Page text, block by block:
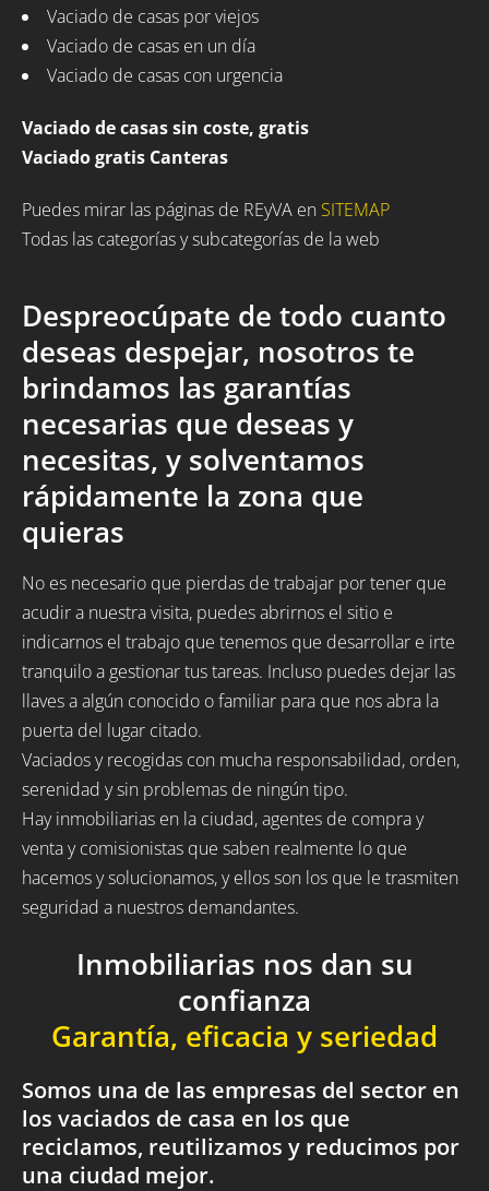
Vaciado de casas por viejos
Vaciado de casas en un día
Vaciado de casas con urgencia
Vaciado de casas sin coste, gratis
Vaciado gratis Canteras
Puedes mirar las páginas de REyVA en SITEMAP
Todas las categorías y subcategorías de la web
Despreocúpate de todo cuanto
deseas despejar, nosotros te
brindamos las garantías
necesarias que deseas y
necesitas, y solventamos
rápidamente la zona que
quieras
No es necesario que pierdas de trabajar por tener que
acudir a nuestra visita, puedes abrirnos el sitio e
indicarnos el trabajo que tenemos que desarrollar e irte
tranquilo a gestionar tus tareas. Incluso puedes dejar las
llaves a algún conocido o familiar para que nos abra la
puerta del lugar citado.
Vaciados y recogidas con mucha responsabilidad, orden,
serenidad y sin problemas de ningún tipo.
Hay inmobiliarias en la ciudad, agentes de compra y
venta y comisionistas que saben realmente lo que
hacemos y solucionamos, y ellos son los que le trasmiten
seguridad a nuestros demandantes.
Inmobiliarias nos dan su
confianza
Garantía, eficacia y seriedad
Somos una de las empresas del sector en
los vaciados de casa en los que
reciclamos, reutilizamos y reducimos por
una ciudad mejor.